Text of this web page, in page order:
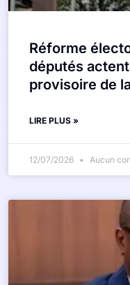
Réforme
députés
provisoire de
LIRE PLUS »
12/07/2026 Aucun